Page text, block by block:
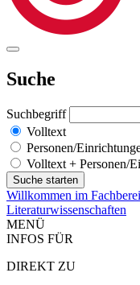
Suche
Suchbegriff
Volltext
Personen/
Volltext + Personen/
Willkommen im
Literaturwissenschaften
MENÜ
INFOS FÜR
DIREKT ZU